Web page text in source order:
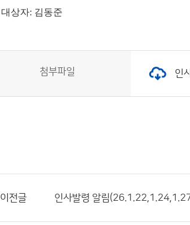
대상자: 김동준
첨부파일 인
이전글 인사발령 알림